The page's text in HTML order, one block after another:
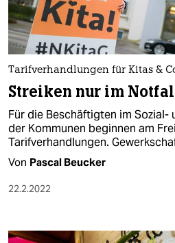
Tarifverhandlungen für Kitas &
Streiken nur im
Für die Beschäftigten im Sozial-
der Kommunen beginnen am
Tarifverhandlungen.
Von Pascal Beucker
22.2.2022